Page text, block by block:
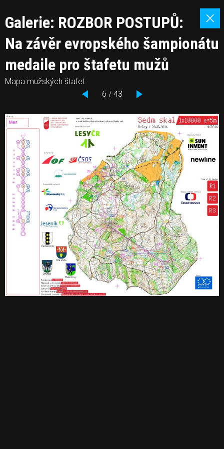
Galerie: ROZBOR POSTUPŮ:
Na závěr evropského šampionátu
medaile pro štafetu mužů
Mapa mužských štafet
6 / 43